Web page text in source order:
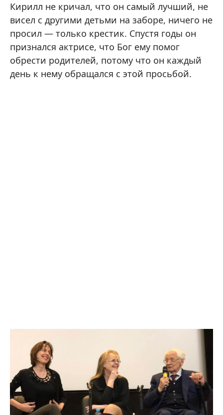
Кирилл не кричал, что он самый лучший, не
висел с другими детьми на заборе, ничего не
просил — только крестик. Спустя годы он
признался актрисе, что Бог ему помог
обрести родителей, потому что он каждый
день к нему обращался с этой просьбой.